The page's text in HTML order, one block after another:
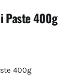
Paste 400g
400g